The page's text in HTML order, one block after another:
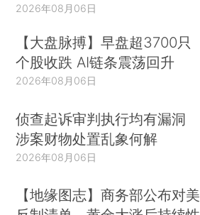
2026年08月06日
【大盘脉搏】早盘超3700只
个股收跌 AI链条震荡回升
2026年08月06日
侦查起诉审判执行均有漏洞
涉案财物处置乱象何解
2026年08月06日
【地缘图志】商务部公布对美